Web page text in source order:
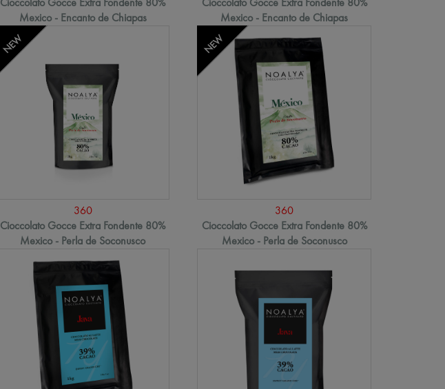
Mexico - Encanto de Chiapas
Mexico - Encanto de Chiapas
NEW
360
Cioccolato Gocce Extra Fondente 80%
Mexico - Perla de Soconusco
NEW
360
Cioccolato Gocce Extra Fondente 80%
Mexico - Perla de Soconusco